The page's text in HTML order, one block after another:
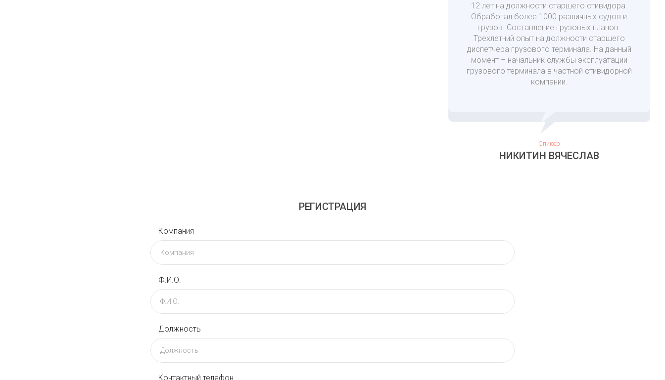
12 лет на должности старшего стивидора.
Обработал более 1000 различных судов и
грузов. Составление грузовых планов.
Трехлетний опыт на должности старшего
диспетчера грузового терминала. На данный
момент – начальник службы эксплуатации
грузового терминала в частной стивидорной
компании.
Спикер
НИКИТИН ВЯЧЕСЛАВ
РЕГИСТРАЦИЯ
Компания
Ф.И.О.
Должность
Контактный телефон